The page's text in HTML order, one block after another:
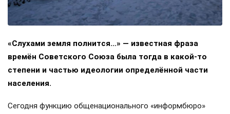
«Слухами земля полнится…» — известная фраза
времён Советского Союза была тогда в какой-то
степени и частью идеологии определённой части
населения.
Сегодня функцию общенационального «информбюро»